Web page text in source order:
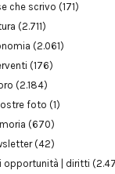
che scrivo (171)
(2.711)
(2.061)
(176)
(2.184)
foto (1)
(670)
(42)
opportunità | diritti